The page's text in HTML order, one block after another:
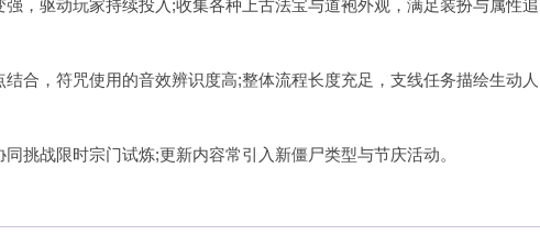
，驱动玩家持续投入;收集各种上古法宝与道袍外观，满足装扮与属性追
合，符咒使用的音效辨识度高;整体流程长度充足，支线任务描绘生动人
挑战限时宗门试炼;更新内容常引入新僵尸类型与节庆活动。